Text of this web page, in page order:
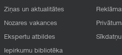
Ziņas un aktualitātes
Nozares vakances
Ekspertu atbildes
Iepirkumu bibliotēka